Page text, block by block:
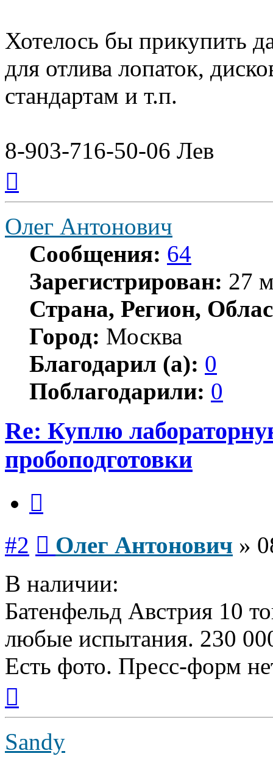
Хотелось бы прикупить
для отлива лопаток,
стандартам и т.п.
8-903-716-50-06 Лев
началу
Олег Антонович
Сообщения: 64
Зарегистрирован: 27
Страна, Регион,
Город: Москва
Благодарил (а): 0
Поблагодарили: 0
Re: Куплю
пробоподготовки
#2 Олег Антонович »
В наличии:
Батенфельд Австрия 10
любые испытания. 230
Есть фото. Пресс-форм
началу
Sandy